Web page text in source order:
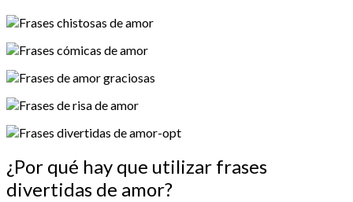
¿Por qué hay que utilizar frases
divertidas de amor?